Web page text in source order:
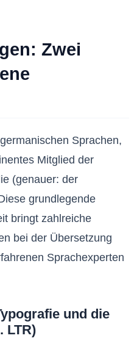
Zwei
Sprachen,
Mitglied der
(genauer: der
grundlegende
bringt zahlreiche
bei der Übersetzung
Sprachexperten
und die
LTR)